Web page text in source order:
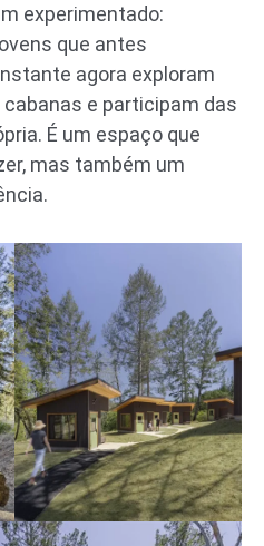
experimentado:
que antes
agora exploram
e participam das
É um espaço que
mas também um